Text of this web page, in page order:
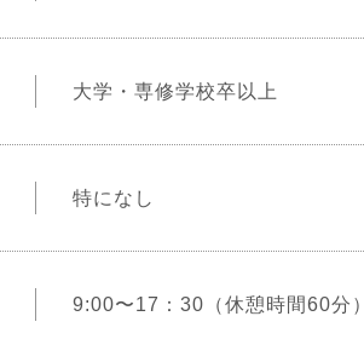
大学・専修学校卒以上
特になし
9:00〜17：30（休憩時間60分）